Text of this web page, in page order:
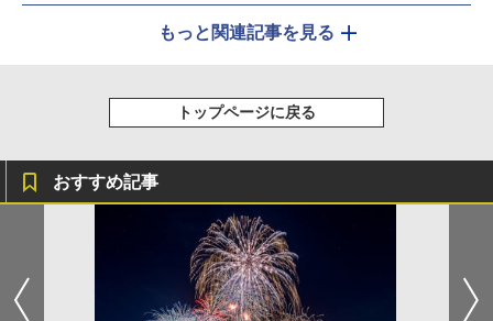
もっと関連記事を見る
トップページに戻る
おすすめ記事